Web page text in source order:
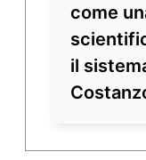
come
il